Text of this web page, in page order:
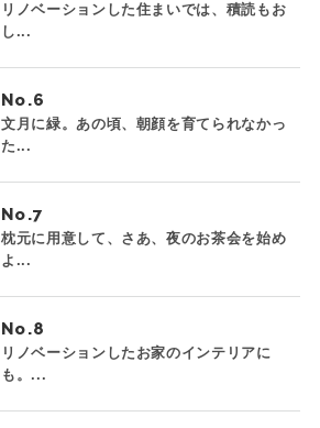
リノベーションした住まいでは、積読もお
し...
No.
文月に緑。あの頃、朝顔を育てられなかっ
た...
No.
枕元に用意して、さあ、夜のお茶会を始め
よ...
No.
リノベーションしたお家のインテリアに
も。...